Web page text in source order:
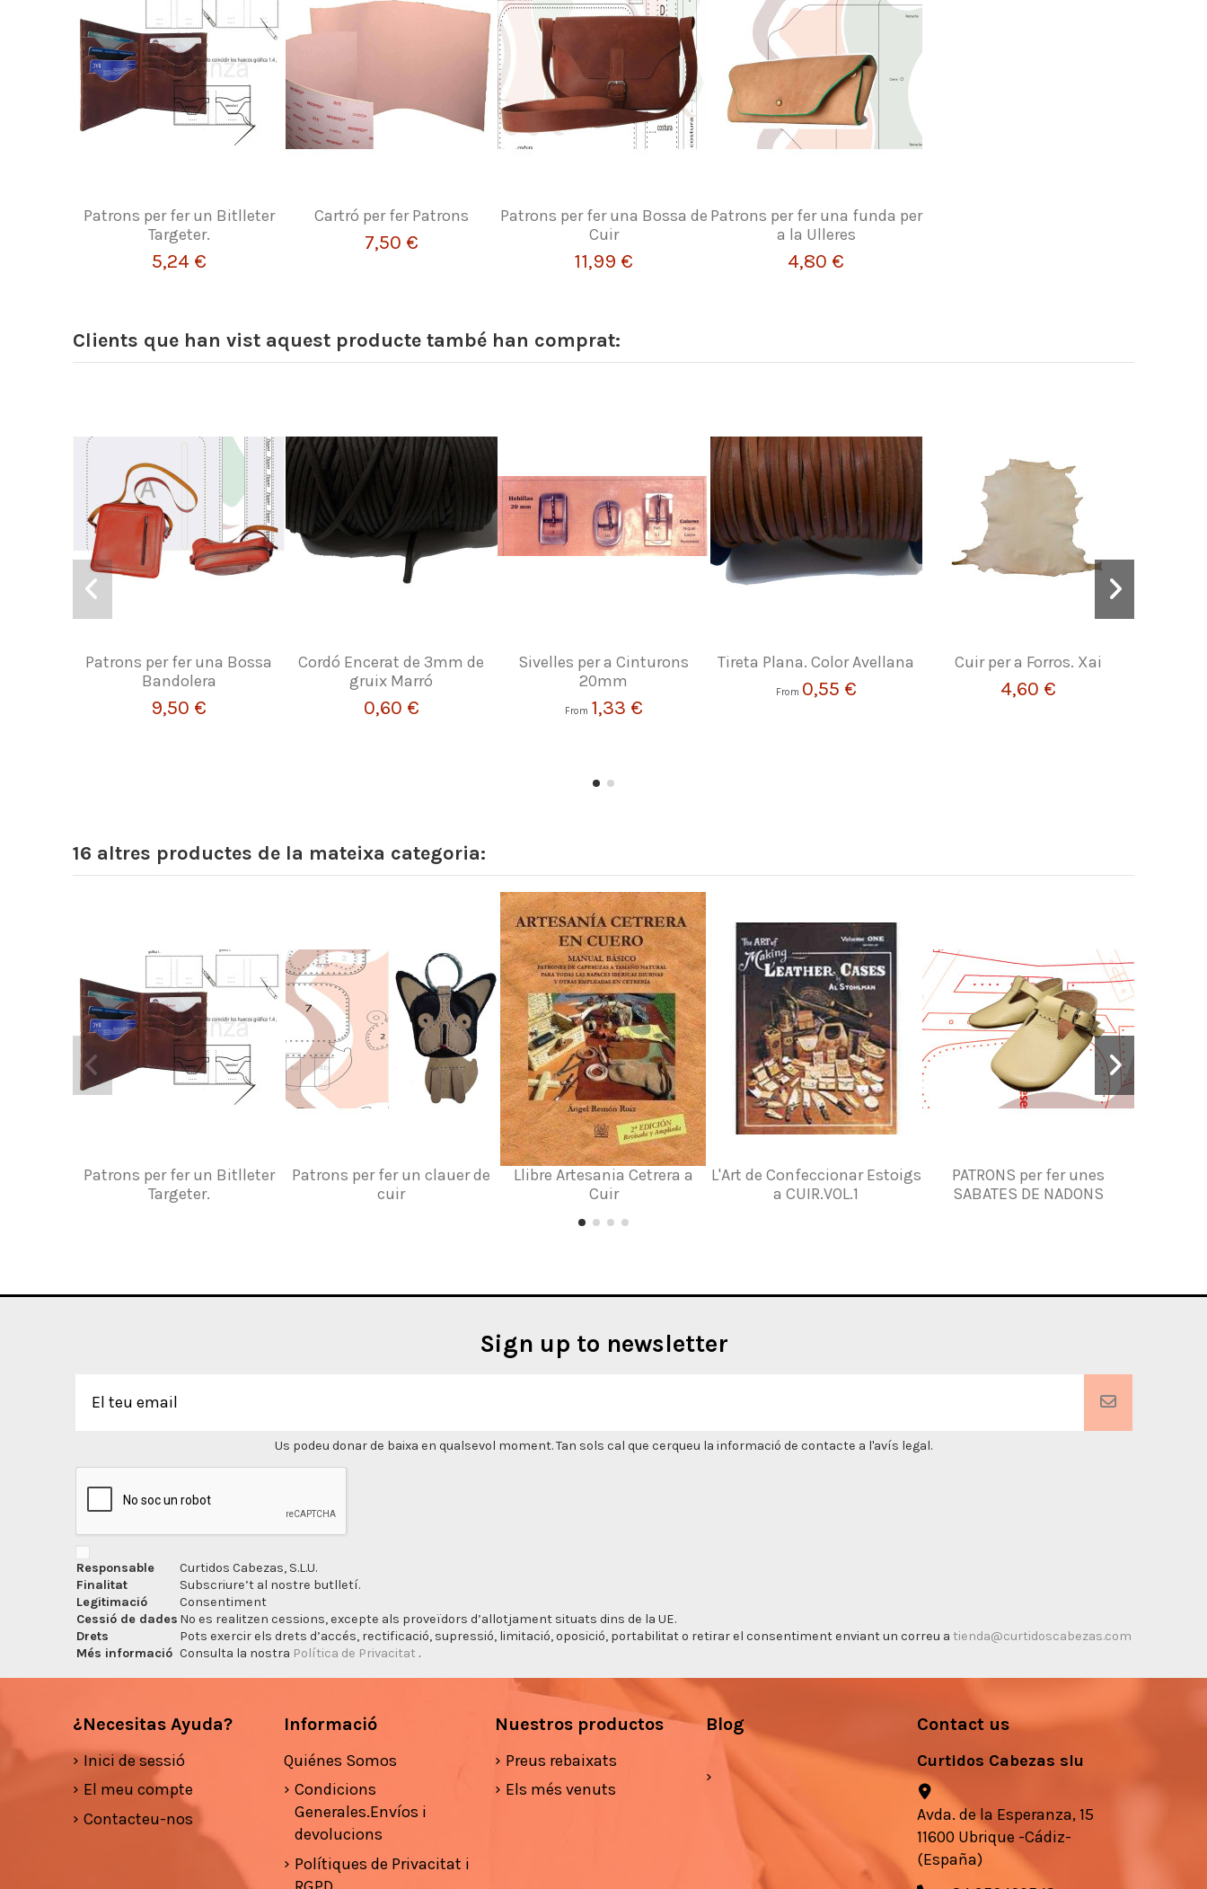
Patrons per fer un Bitlleter
Targeter.
5,24 €
Cartró per fer Patrons
7,50 €
Patrons per fer una Bossa de
Cuir
11,99 €
Patrons per fer una funda per
a la Ulleres
4,80 €
Clients que han vist aquest producte també han comprat:
Patrons per fer una Bossa
Bandolera
9,50 €
Cordó Encerat de 3mm de
gruix Marró
0,60 €
Sivelles per a Cinturons
20mm
From 1,33 €
Tireta Plana. Color Avellana
From 0,55 €
Cuir per a Forros. Xai
4,60 €
16 altres productes de la mateixa categoria:
Patrons per fer un Bitlleter
Targeter.
Patrons per fer un clauer de
cuir
Llibre Artesania Cetrera a
Cuir
L'Art de Confeccionar Estoigs
a CUIR.VOL.1
PATRONS per fer unes
SABATES DE NADONS
Sign up to newsletter
Us podeu donar de baixa en qualsevol moment. Tan sols cal que cerqueu la informació de contacte a l'avís legal.
Responsable
Curtidos Cabezas, S.L.U.
Finalitat
Subscriure’t al nostre butlletí.
Legitimació
Consentiment
Cessió de dades No es realitzen cessions, excepte als proveïdors d’allotjament situats dins de la UE.
Drets
Pots exercir els drets d’accés, rectificació, supressió, limitació, oposició, portabilitat o retirar el consentiment enviant un correu a tienda@curtidoscabezas.com
Més informació Consulta la nostra Política de Privacitat .
¿Necesitas Ayuda?
Inici de sessió
El meu compte
Contacteu-nos
Informació
Quiénes Somos
Condicions
Generales.Envíos i
devolucions
Polítiques de Privacitat i
Nuestros productos
Preus rebaixats
Els més venuts
Blog Contact us
Curtidos Cabezas slu
Avda. de la Esperanza, 15
11600 Ubrique -Cádiz-
(España)